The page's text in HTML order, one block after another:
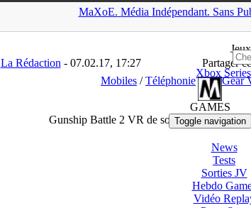
MaXoE. Média Indépendant. Sans
Jeux
Xbox
GAMES
Toggle navigation
News
Tests
SortiesJV
Hebdo
Vidéo
▲
La Rédaction - 07.02.17, 17:27 Partager
Mobiles /Téléphonie Gear
Gunship Battle 2 VR de sortie sur mobiles